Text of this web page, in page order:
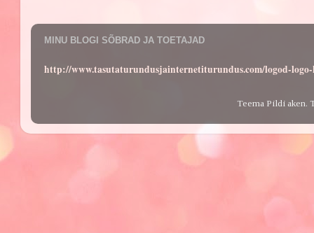
MINU BLOGI SÕBRAD JA TOETAJAD
http://www.tasutaturundusjainternetiturundus.com/logod-
Teema Pildi aken.